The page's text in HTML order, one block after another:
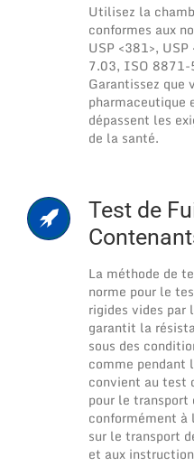
Utilisez la
conformes aux
USP <381>,
7.03, ISO 8871-
Garantissez que
pharmaceutique
dépassent les
de la santé.
Test de
La méthode de
norme pour le
rigides vides par
garantit la
sous des
comme pendant
convient au test
pour le transport
conformément à
sur le transport
et aux